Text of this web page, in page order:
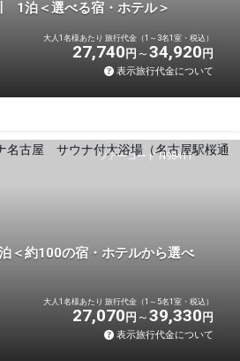
泊＜選べる宿・ホテル＞
大人1名様あたり 旅行代金（1～3名1室・税込）
27,740 円 34,920 円
表示旅行代金について
ツアーコード N98411
約100の宿・ホテルから選べ
大人1名様あたり 旅行代金（1～5名1室・税込）
27,070 円 39,330 円
表示旅行代金について